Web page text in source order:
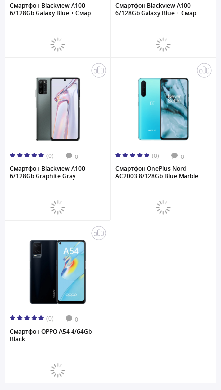
Смартфон Blackview A100
6/128Gb Galaxy Blue + Смар...
Смартфон Blackview A100
6/128Gb Galaxy Blue + Смар...
(0) 0
Смартфон Blackview A100
6/128Gb Graphite Gray
(0) 0
Смартфон OnePlus Nord
AC2003 8/128Gb Blue Marble...
(0) 0
Смартфон OPPO A54 4/64Gb
Black